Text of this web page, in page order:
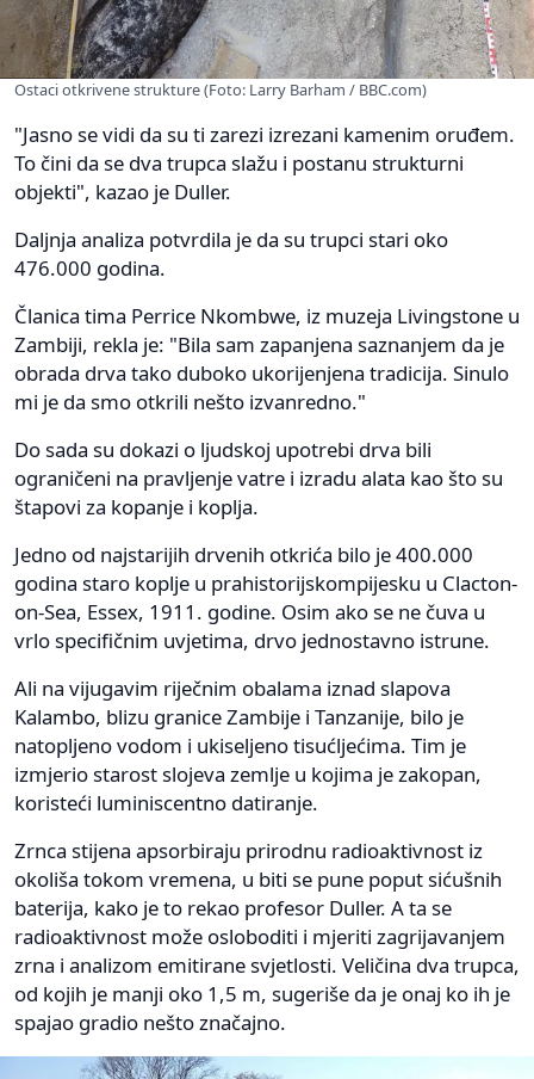
Ostaci otkrivene strukture (Foto: Larry Barham / BBC.com)
"Jasno se vidi da su ti zarezi izrezani kamenim oruđem.
To čini da se dva trupca slažu i postanu strukturni
objekti", kazao je Duller.
Daljnja analiza potvrdila je da su trupci stari oko
476.000 godina.
Članica tima Perrice Nkombwe, iz muzeja Livingstone u
Zambiji, rekla je: "Bila sam zapanjena saznanjem da je
obrada drva tako duboko ukorijenjena tradicija. Sinulo
mi je da smo otkrili nešto izvanredno."
Do sada su dokazi o ljudskoj upotrebi drva bili
ograničeni na pravljenje vatre i izradu alata kao što su
štapovi za kopanje i koplja.
Jedno od najstarijih drvenih otkrića bilo je 400.000
godina staro koplje u prahistorijskompijesku u Clacton-
on-Sea, Essex, 1911. godine. Osim ako se ne čuva u
vrlo specifičnim uvjetima, drvo jednostavno istrune.
Ali na vijugavim riječnim obalama iznad slapova
Kalambo, blizu granice Zambije i Tanzanije, bilo je
natopljeno vodom i ukiseljeno tisućljećima. Tim je
izmjerio starost slojeva zemlje u kojima je zakopan,
koristeći luminiscentno datiranje.
Zrnca stijena apsorbiraju prirodnu radioaktivnost iz
okoliša tokom vremena, u biti se pune poput sićušnih
baterija, kako je to rekao profesor Duller. A ta se
radioaktivnost može osloboditi i mjeriti zagrijavanjem
zrna i analizom emitirane svjetlosti. Veličina dva trupca,
od kojih je manji oko 1,5 m, sugeriše da je onaj ko ih je
spajao gradio nešto značajno.